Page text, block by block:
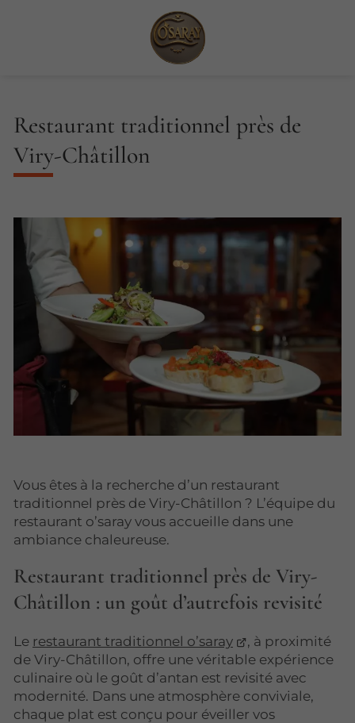
Restaurant traditionnel près de
Viry-Châtillon
Vous êtes à la recherche d’un restaurant
traditionnel près de Viry-Châtillon ? L’équipe du
restaurant o’saray vous accueille dans une
ambiance chaleureuse.
Restaurant traditionnel près de Viry-
Châtillon : un goût d’autrefois revisité
Le restaurant traditionnel o’saray
, à proximité
de Viry-Châtillon, offre une véritable expérience
culinaire où le goût d’antan est revisité avec
modernité. Dans une atmosphère conviviale,
chaque plat est conçu pour éveiller vos